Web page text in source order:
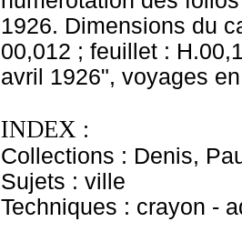
1926. Dimensions du
00,012 ; feuillet :
avril 1926", voyages
INDEX :
Collections : Denis,
Sujets : ville
Techniques : crayon -